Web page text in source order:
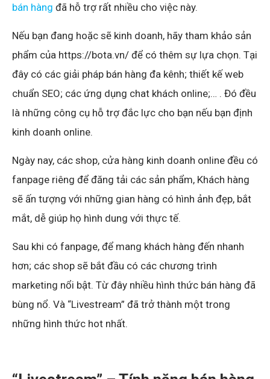
bán hàng đã hỗ trợ rất nhiều cho việc này.
Nếu bạn đang hoặc sẽ kinh doanh, hãy tham khảo sản
phẩm của https://bota.vn/ để có thêm sự lựa chọn. Tại
đây có các giải pháp bán hàng đa kênh; thiết kế web
chuẩn SEO; các ứng dụng chat khách online;… . Đó đều
là những công cụ hỗ trợ đắc lực cho bạn nếu bạn định
kinh doanh online.
Ngày nay, các shop, cửa hàng kinh doanh online đều có
fanpage riêng để đăng tải các sản phẩm, Khách hàng
sẽ ấn tượng với những gian hàng có hình ảnh đẹp, bắt
mắt, dễ giúp họ hình dung với thực tế.
Sau khi có fanpage, để mang khách hàng đến nhanh
hơn; các shop sẽ bắt đầu có các chương trình
marketing nổi bật. Từ đây nhiều hình thức bán hàng đã
bùng nổ. Và “Livestream” đã trở thành một trong
những hình thức hot nhất.